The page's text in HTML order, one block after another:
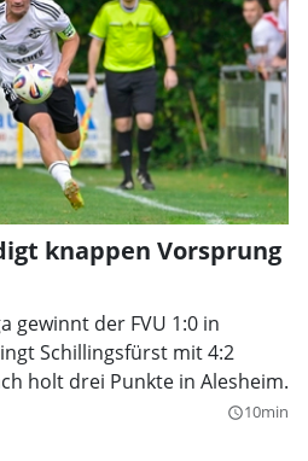
knappen Vorsprung
gewinnt der FVU 1:0 in
Schillingsfürst mit 4:2
holt drei Punkte in Alesheim.
query_builder10min